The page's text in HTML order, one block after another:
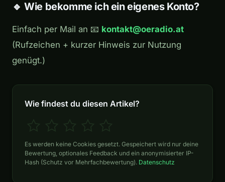
🔹 Wie bekomme ich ein eigenes Konto?
Einfach per Mail an 📧 kontakt@oeradio.at
(Rufzeichen + kurzer Hinweis zur Nutzung
genügt.)
Wie findest du diesen Artikel?
Es werden keine Cookies gesetzt. Gespeichert wird nur deine
Bewertung, optionales Feedback und ein anonymisierter IP-
Hash (Schutz vor Mehrfachbewertung). Datenschutz